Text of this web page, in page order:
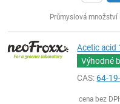
Průmyslová množství
Acetic acid
Výhodné
CAS:64-
cena bez